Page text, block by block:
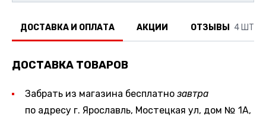
ДОСТАВКА И ОПЛАТА АКЦИИ ОТЗЫВЫ 4 ШТ.
ДОСТАВКА ТОВАРОВ
Забрать из магазина бесплатно завтра
по адресу г. Ярославль, Мостецкая ул, дом № 1А,